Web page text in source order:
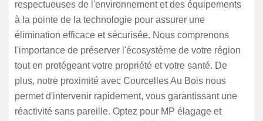
respectueuses de l'environnement et des équipements
à la pointe de la technologie pour assurer une
élimination efficace et sécurisée. Nous comprenons
l'importance de préserver l'écosystème de votre région
tout en protégeant votre propriété et votre santé. De
plus, notre proximité avec Courcelles Au Bois nous
permet d'intervenir rapidement, vous garantissant une
réactivité sans pareille. Optez pour MP élagage et